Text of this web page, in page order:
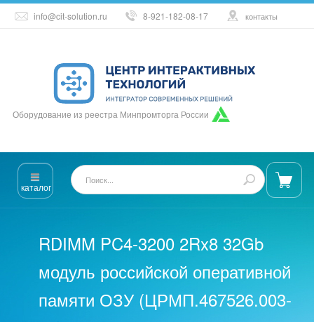
info@cit-solution.ru 8-921-182-08-17 контакты
Оборудование из реестра Минпромторга России
каталог
RDIMM PC4-3200 2Rx8 32Gb
модуль российской оперативной
памяти ОЗУ (ЦРМП.467526.003-